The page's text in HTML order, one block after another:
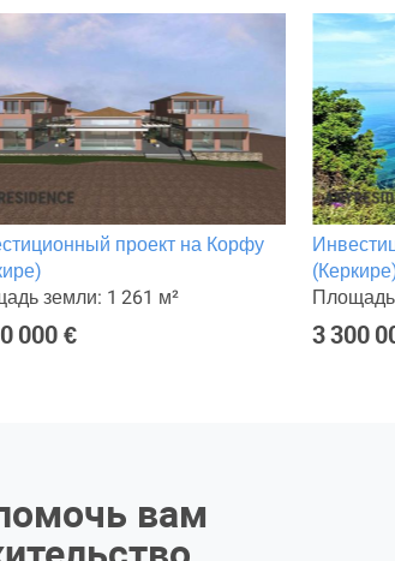
проект на Корфу
земли: 1 261 м²
000 €
Площадь
3 300
вам